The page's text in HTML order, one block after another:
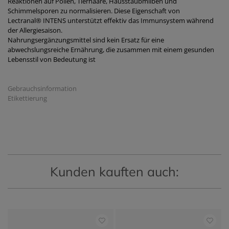
Schimmelsporen zu normalisieren. Diese Eigenschaft von
Lectranal® INTENS unterstützt effektiv das Immunsystem während
der Allergiesaison.
Nahrungsergänzungsmittel sind kein Ersatz für eine
abwechslungsreiche Ernährung, die zusammen mit einem gesunden
Lebensstil von Bedeutung ist
Gebrauchsinformation
Etikettierung
Kunden kauften auch: